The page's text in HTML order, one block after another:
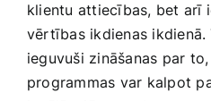
klientu ‍attiecības, bet arī
vērtības‍ ikdienas ‌ikdienā.
ieguvuši zināšanas par
programmas var kalpot